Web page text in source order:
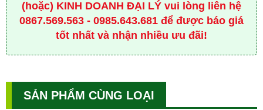
(hoặc) KINH DOANH ĐẠI LÝ vui lòng liên hệ
0867.569.563 - 0985.643.681 để được báo giá
tốt nhất và nhận nhiều ưu đãi!
SẢN PHẨM CÙNG LOẠI